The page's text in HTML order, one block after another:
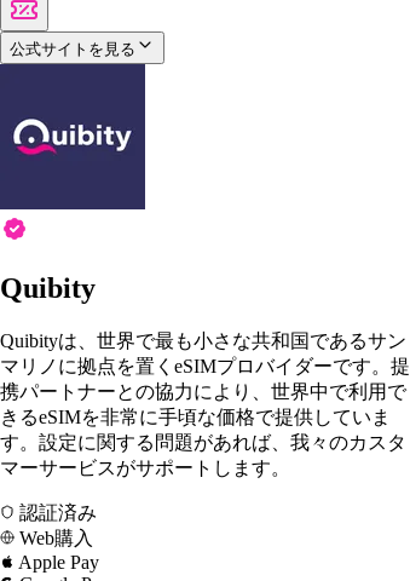
公式サイトを見る
Quibity
Quibityは、世界で最も小さな共和国であるサン
マリノに拠点を置くeSIMプロバイダーです。提
携パートナーとの協力により、世界中で利用で
きるeSIMを非常に手頃な価格で提供していま
す。設定に関する問題があれば、我々のカスタ
マーサービスがサポートします。
認証済み
Web購入
Apple Pay